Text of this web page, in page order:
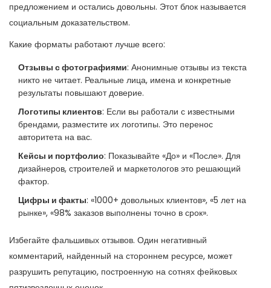
предложением и остались довольны. Этот блок называется
социальным доказательством.
Какие форматы работают лучше всего:
Отзывы с фотографиями: Анонимные отзывы из текста
никто не читает. Реальные лица, имена и конкретные
результаты повышают доверие.
Логотипы клиентов: Если вы работали с известными
брендами, разместите их логотипы. Это перенос
авторитета на вас.
Кейсы и портфолио: Показывайте «До» и «После». Для
дизайнеров, строителей и маркетологов это решающий
фактор.
Цифры и факты: «1000+ довольных клиентов», «5 лет на
рынке», «98% заказов выполнены точно в срок».
Избегайте фальшивых отзывов. Один негативный
комментарий, найденный на стороннем ресурсе, может
разрушить репутацию, построенную на сотнях фейковых